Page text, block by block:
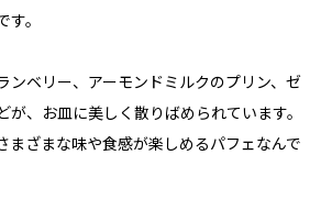
。
ンベリー、アーモンドミルクのプリン、ゼ
が、お皿に美しく散りばめられています。
まざまな味や食感が楽しめるパフェなんで